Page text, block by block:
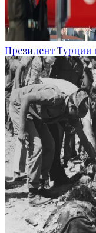
Президент Турции